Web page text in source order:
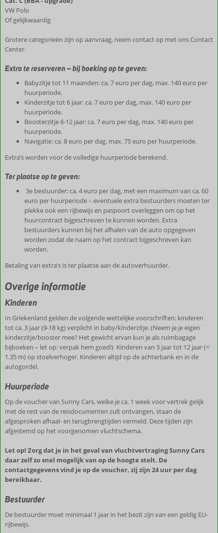
VW Polo
Of gelijkwaardig
Grotere categorieën zijn op aanvraag, neem contact op met ons Contact
Center.
Extra te reserveren – bij boeking op te geven:
Babyzitje tot 11 maanden: ca. 7 euro per dag, max. 140 euro per
huurperiode.
Kinderzitje tot 6 jaar: ca. 7 euro per dag, max. 140 euro per
huurperiode.
Boosterzitje 6-12 jaar: ca. 7 euro per dag, max. 140 euro per
huurperiode.
Navigatie: ca. 8 euro per dag, max. 75 euro per huurperiode.
Extra’s worden voor de volledige huurperiode berekend.
Ter plaatse op te geven:
3e bestuurder: ca. 4 euro per dag, met een maximum van ca. 60
euro per huurperiode – eventuele extra bestuurders moeten ter
plekke ook een rijbewijs en paspoort overleggen om op het
huurcontract bijgeschreven te kunnen worden. Extra
bestuurders kunnen bij het afhalen van de auto opgegeven
worden zodat de naam op het contract bijgeschreven kan
worden.
Betaling van extra’s is ter plaatse aan de autoverhuurder.
Overige informatie
Kinderen
In Griekenland gelden de volgende wettelijke voorschriften: kinderen
tot ca. 3 jaar (9-18 kg) verplicht in baby/kinderzitje. (Neem je je eigen
kinderzitje/booster mee? Het gewicht ervan kun je als ruimbagage
bijboeken – let op: verpak hem goed!) Kinderen van 3 jaar tot 12 jaar (<
1.35 m) op stoelverhoger. Kinderen altijd op de achterbank en in de
autogordel.
Huurperiode
Op de voucher van Sunny Cars, welke je ca. 1 week voor vertrek gelijk
met de rest van de reisdocumenten zult ontvangen, staan de
afgesproken afhaal- en terugbrengtijden vermeld. Deze tijden zijn
afgestemd op het voorgenomen vluchtschema.
Let op! Zorg dat je in het geval van vluchtvertraging Sunny Cars
daar zelf zo snel mogelijk van op de hoogte stelt. De
contactgegevens vind je op de voucher, zij zijn 24 uur per dag
bereikbaar.
Bestuurder
De bestuurder moet minimaal 1 jaar in het bezit zijn van een geldig EU-
rijbewijs.